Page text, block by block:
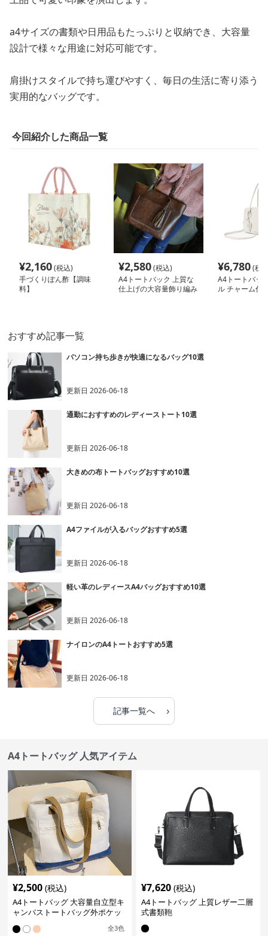
a4サイズの書類や日用品もたっぷりと収納でき、大容量
設計で様々な用途に対応可能です。
肩掛けスタイルで持ち運びやすく、毎日の生活に寄り添う
実用的なバッグです。
今回紹介した商品一覧
¥2,160(税込)
手づくりぽん酢【調味
料】
¥2,580(税込)
A4トートバック 上質な
仕上げの大容量飾り編み
¥6,780(税
A4トートバッ
ル チャーム付
おすすめ記事一覧
パソコン持ち歩きが快適になるバッグ10選
更新日2026-06-18
通勤におすすめのレディーストート10選
更新日2026-06-18
大きめの布トートバッグおすすめ10選
更新日2026-06-18
A4ファイルが入るバッグおすすめ5選
更新日2026-06-18
軽い革のレディースA4バッグおすすめ10選
更新日2026-06-18
ナイロンのA4トートおすすめ5選
更新日2026-06-18
記事一覧へ ›
A4トートバッグ 人気アイテム
¥2,500 (税込)
A4トートバッグ 大容量自立型キ
ャンバストートバッグ外ポケッ
全3色
¥7,620 (税込)
A4トートバッグ 上質レザー二層
式書類鞄